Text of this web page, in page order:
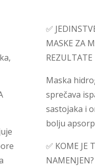
✅
MASKE ZA
REZULTATE
Maska
sprečava
sastojaka i
bolju
✅ KOME JE
NAMENJEN?